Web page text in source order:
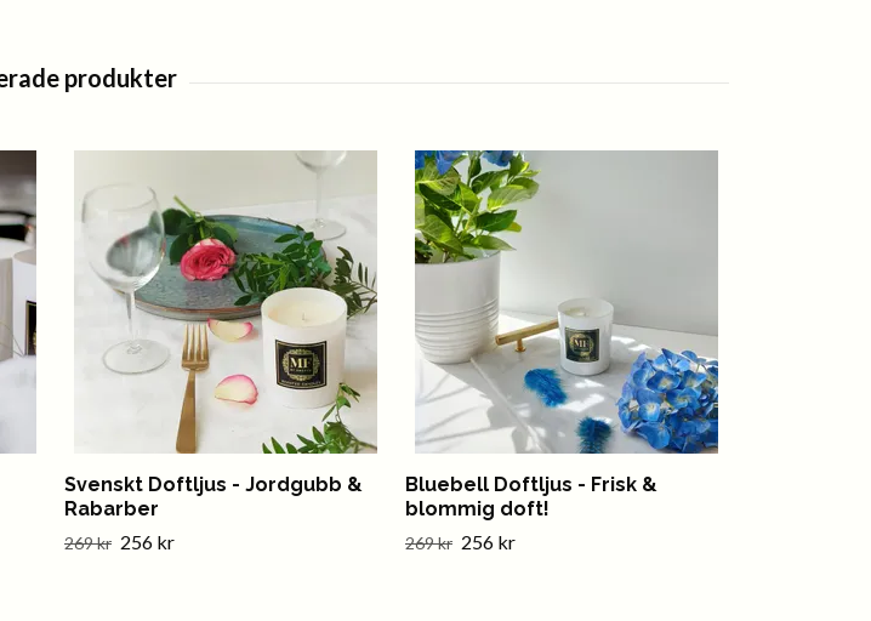
Svenskt Doftljus - Jordgubb &
Rabarber
269 kr 256 kr
Bluebell Doftljus - Frisk &
blommig doft!
269 kr 256 kr